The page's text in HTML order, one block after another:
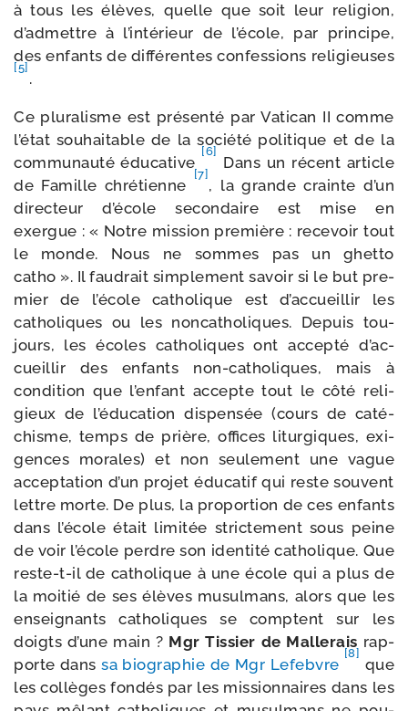
à tous les élèves, quelle que soit leur reli­gion,
d’ad­mettre à l’in­té­rieur de l’é­cole, par prin­cipe,
des enfants de dif­fé­rentes confes­sions reli­gieuses
[5]
.
Ce plu­ra­lisme est pré­sen­té par Vatican II comme
l’é­tat sou­hai­table de la socié­té poli­tique et de la
com­mu­nau­té édu­ca­tive
[6]
Dans un récent article
de Famille chré­tienne
[7]
, la grande crainte d’un
direc­teur d’é­cole secon­daire est mise en
exergue : « Notre mis­sion pre­mière : rece­voir tout
le monde. Nous ne sommes pas un ghet­to
catho ». Il fau­drait sim­ple­ment savoir si le but pre­
mier de l’é­cole catho­lique est d’ac­cueillir les
catho­liques ou les non­ca­tho­liques. Depuis tou­
jours, les écoles catho­liques ont accep­té d’ac­
cueillir des enfants non-​catholiques, mais à
condi­tion que l’en­fant accepte tout le côté reli­
gieux de l’é­du­ca­tion dis­pen­sée (cours de caté­
chisme, temps de prière, offices litur­giques, exi­
gences morales) et non seule­ment une vague
accep­ta­tion d’un pro­jet édu­ca­tif qui reste sou­vent
lettre morte. De plus, la pro­por­tion de ces enfants
dans l’é­cole était limi­tée stric­te­ment sous peine
de voir l’é­cole perdre son iden­ti­té catho­lique. Que
reste-​t-​il de catho­lique à une école qui a plus de
la moi­tié de ses élèves musul­mans, alors que les
ensei­gnants catho­liques se comptent sur les
doigts d’une main ? Mgr Tissier de Mallerais rap­
porte dans sa bio­gra­phie de Mgr Lefebvre
[8]
que
les col­lèges fon­dés par les mis­sion­naires dans les